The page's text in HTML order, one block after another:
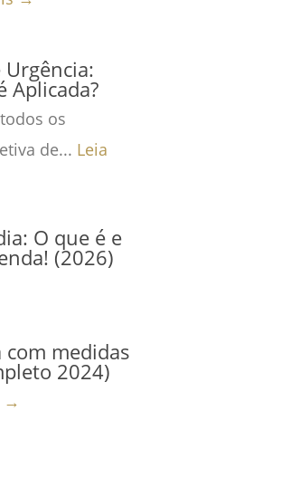
Aplicada?
os
de... Leia
O que é e
(2026)
medidas
2024)
→